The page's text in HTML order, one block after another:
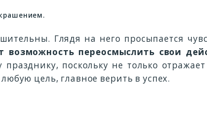
Глядя на него просыпается
переосмыслить свои
поскольку не только
цель, главное верить в успех.